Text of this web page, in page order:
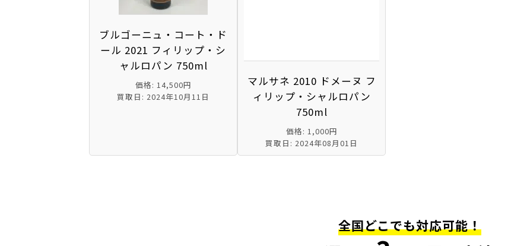
ブルゴーニュ・コート・ド
ール 2021 フィリップ・シ
ャルロパン 750ml
価格: 14,500円
買取日: 2024年10月11日
マルサネ 2010 ドメーヌ フ
ィリップ・シャルロパン
750ml
価格: 1,000円
買取日: 2024年08月01日
全国どこでも対応可能！